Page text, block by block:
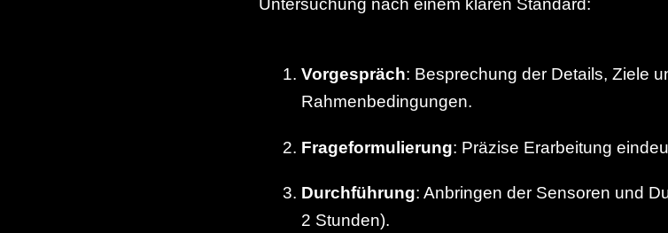
Vorgespräch: Besprechung der Details, Ziele
Rahmenbedingungen.
Frageformulierung: Präzise Erarbeitung
Durchführung: Anbringen der Sensoren und
2 Stunden).